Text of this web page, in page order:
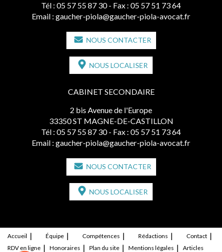
Tél : 05 57 55 87 30 - Fax : 05 57 51 73 64
Email : gaucher-piola@gaucher-piola-avocat.fr
NOUS CONTACTER
NOUS LOCALISER
CABINET SECONDAIRE
2 bis Avenue de l'Europe
33350 ST MAGNE-DE-CASTILLON
Tél : 05 57 55 87 30 - Fax : 05 57 51 73 64
Email : gaucher-piola@gaucher-piola-avocat.fr
NOUS CONTACTER
NOUS LOCALISER
Accueil Équipe Compétences Rédactions
Contact
RDV en ligne
Honoraires Plan du site Mentions légales Articles